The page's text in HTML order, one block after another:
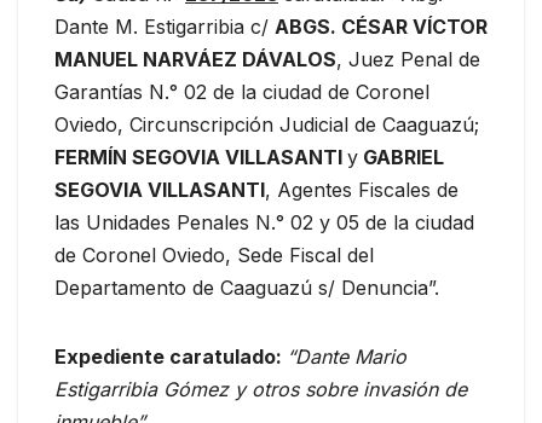
Dante M. Estigarribia c/ ABGS. CÉSAR VÍCTOR
MANUEL NARVÁEZ DÁVALOS, Juez Penal de
Garantías N.° 02 de la ciudad de Coronel
Oviedo, Circunscripción Judicial de Caaguazú;
FERMÍN SEGOVIA VILLASANTI y GABRIEL
SEGOVIA VILLASANTI, Agentes Fiscales de
las Unidades Penales N.° 02 y 05 de la ciudad
de Coronel Oviedo, Sede Fiscal del
Departamento de Caaguazú s/ Denuncia”.
Expediente caratulado: “Dante Mario
Estigarribia Gómez y otros sobre invasión de